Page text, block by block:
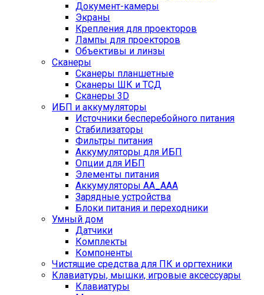
Документ-камеры
Экраны
Крепления для проекторов
Лампы для проекторов
Объективы и линзы
Сканеры
Сканеры планшетные
Сканеры ШК и ТСД
Сканеры 3D
ИБП и аккумуляторы
Источники бесперебойного питания
Стабилизаторы
Фильтры питания
Аккумуляторы для ИБП
Опции для ИБП
Элементы питания
Аккумуляторы AA_AAA
Зарядные устройства
Блоки питания и переходники
Умный дом
Датчики
Комплекты
Компоненты
Чистящие средства для ПК и оргтехники
Клавиатуры, мышки, игровые аксессуары
Клавиатуры